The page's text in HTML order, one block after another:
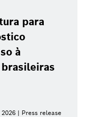
para
à
| Press release